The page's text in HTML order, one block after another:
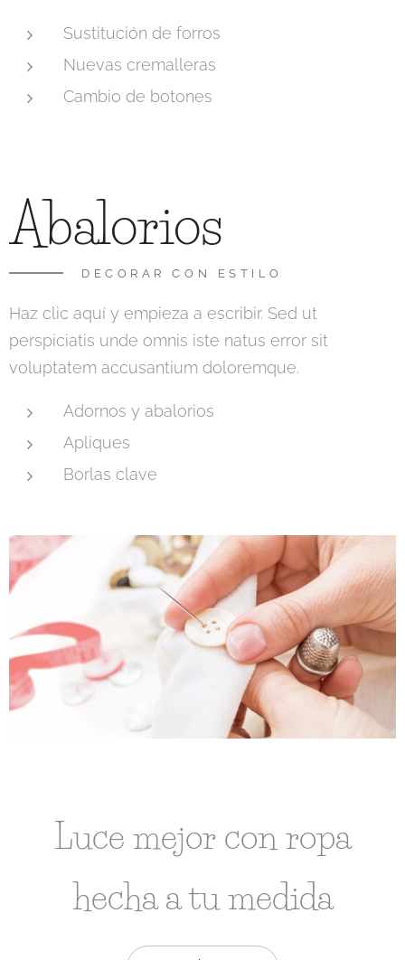
Sustitución de forros
Nuevas cremalleras
Cambio de botones
Abalorios
DECORAR CON ESTILO
Haz clic aquí y empieza a escribir. Sed ut
perspiciatis unde omnis iste natus error sit
voluptatem accusantium doloremque.
Adornos y abalorios
Apliques
Borlas clave
Luce mejor con ropa
hecha a tu medida